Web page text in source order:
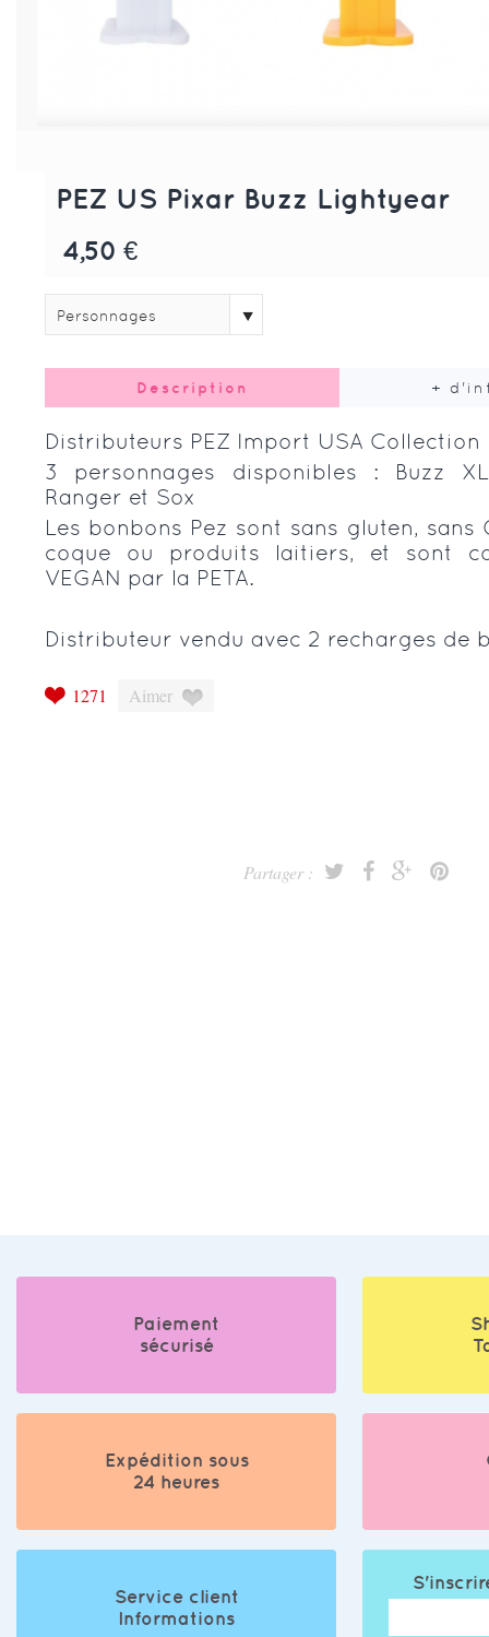
PEZ US Pixar Buzz Lightyear
4,50 €
Personnages
Description +
Distributeurs PEZ Import USA
3 personnages disponibles : Buzz
Ranger et Sox
Les bonbons Pez sont sans gluten, sans
coque ou produits laitiers, et sont
VEGAN par la PETA.
Distributeur vendu avec 2 recharges de
Partager :
Aimer
1271
Paiement
sécurisé
Expédition sous
24 heures
Service client
Informations